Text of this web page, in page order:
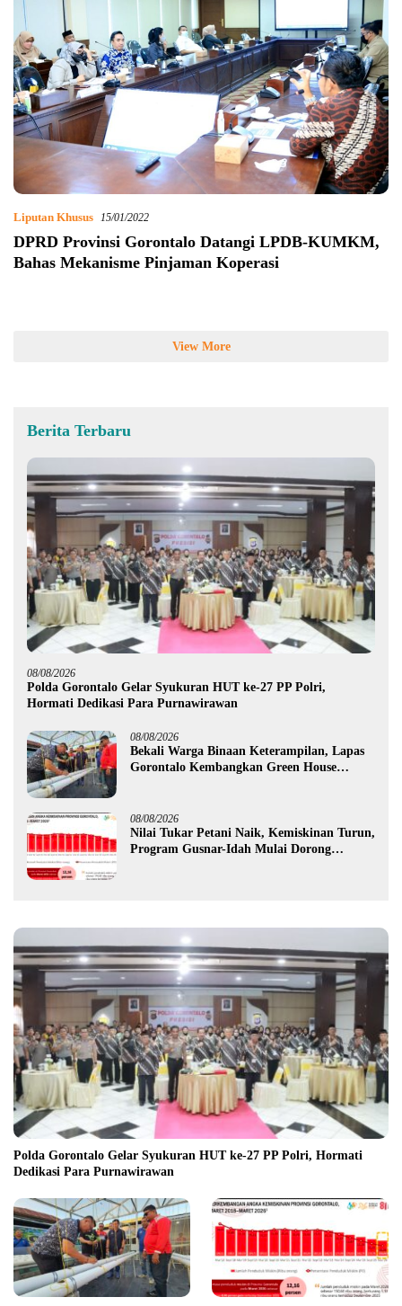
Liputan Khusus 15/01/2022
DPRD Provinsi Gorontalo Datangi LPDB-KUMKM,
Bahas Mekanisme Pinjaman Koperasi
View More
Berita Terbaru
08/08/2026
Polda Gorontalo Gelar Syukuran HUT ke-27 PP Polri,
Hormati Dedikasi Para Purnawirawan
08/08/2026
Bekali Warga Binaan Keterampilan, Lapas
Gorontalo Kembangkan Green House
08/08/2026
Nilai Tukar Petani Naik, Kemiskinan Turun,
Program Gusnar-Idah Mulai Dorong
Polda Gorontalo Gelar Syukuran HUT ke-27 PP Polri, Hormati
Dedikasi Para Purnawirawan